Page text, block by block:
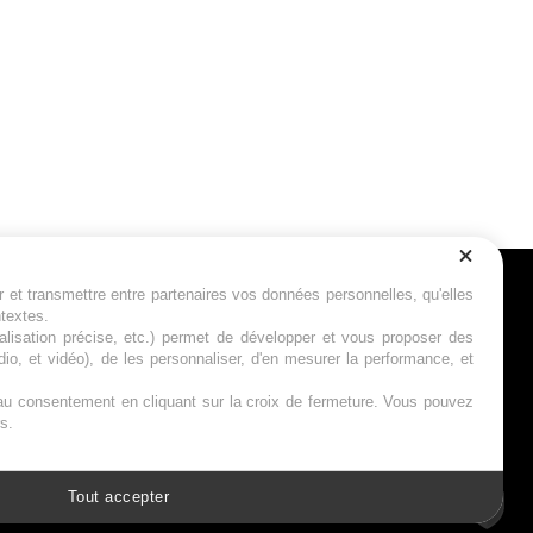
nous
transmettre entre partenaires vos données personnelles, qu'elles
précise, etc.) permet de développer et vous proposer des
et vidéo), de les personnaliser, d'en mesurer la performance, et
en cliquant sur la croix de fermeture. Vous pouvez
Tout accepter